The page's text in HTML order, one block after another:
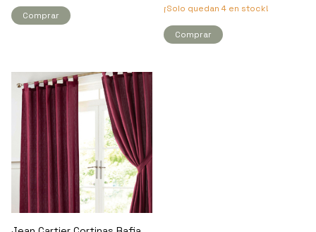
Comprar
¡Solo quedan 4 en stock!
Comprar